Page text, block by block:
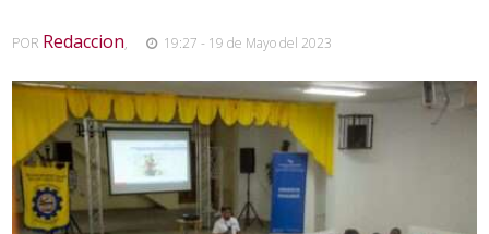
POR Redaccion, 19:27 - 19 de Mayo del 2023